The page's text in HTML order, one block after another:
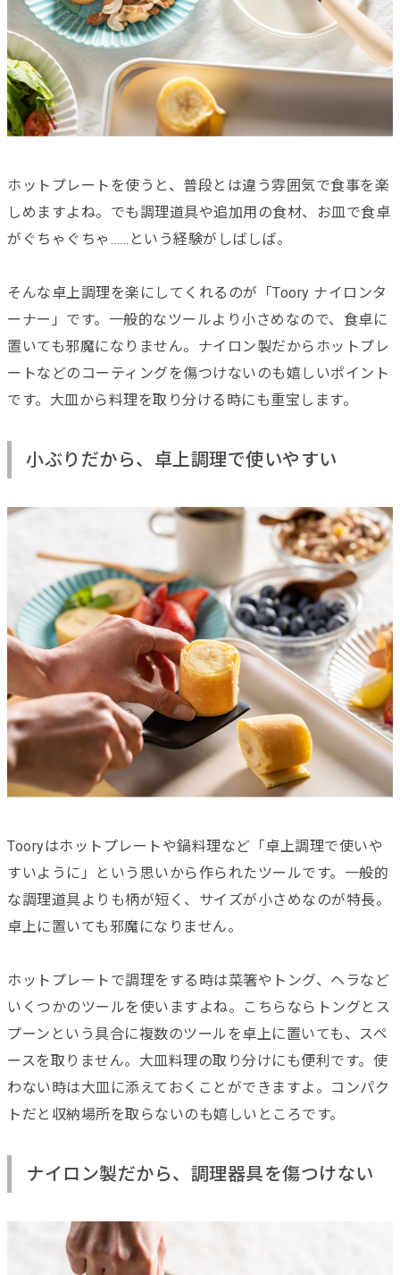
ホットプレートを使うと、普段とは違う雰囲気で食事を楽
しめますよね。でも調理道具や追加用の食材、お皿で食卓
がぐちゃぐちゃ……という経験がしばしば。
そんな卓上調理を楽にしてくれるのが「Toory ナイロンタ
ーナー」です。一般的なツールより小さめなので、食卓に
置いても邪魔になりません。ナイロン製だからホットプレ
ートなどのコーティングを傷つけないのも嬉しいポイント
です。大皿から料理を取り分ける時にも重宝します。
小ぶりだから、卓上調理で使いやすい
Tooryはホットプレートや鍋料理など「卓上調理で使いや
すいように」という思いから作られたツールです。一般的
な調理道具よりも柄が短く、サイズが小さめなのが特長。
卓上に置いても邪魔になりません。
ホットプレートで調理をする時は菜箸やトング、ヘラなど
いくつかのツールを使いますよね。こちらならトングとス
プーンという具合に複数のツールを卓上に置いても、スペ
ースを取りません。大皿料理の取り分けにも便利です。使
わない時は大皿に添えておくことができますよ。コンパク
トだと収納場所を取らないのも嬉しいところです。
ナイロン製だから、調理器具を傷つけない